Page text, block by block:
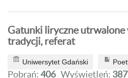
Gatunki liryczne utrwalone
tradycji, referat
Uniwersytet Gdański
Pobrań:406 Wyświetleń: